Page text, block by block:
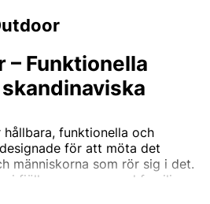
– Funktionella
funktionella och
för att möta det
människorna som rör sig i det.
i fjällen, campar med familjen
är Luko-plaggen skapade för